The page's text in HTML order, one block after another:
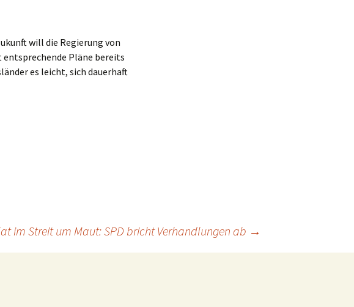
will die Regierung von
Pläne bereits
es leicht, sich dauerhaft
im Streit um Maut: SPD bricht Verhandlungen ab →